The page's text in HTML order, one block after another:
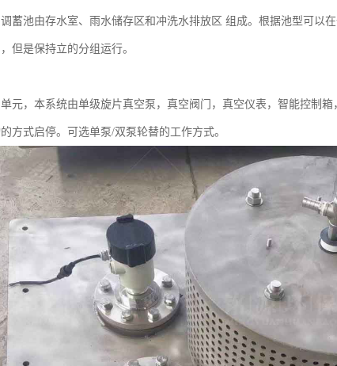
蓄池由存水室、雨水储存区和冲洗水排放区 组成。根据池型可以
但是保持立的分组运行。
元，本系统由单级旋片真空泵，真空阀门，真空仪表，智能控制箱
方式启停。可选单泵/双泵轮替的工作方式。